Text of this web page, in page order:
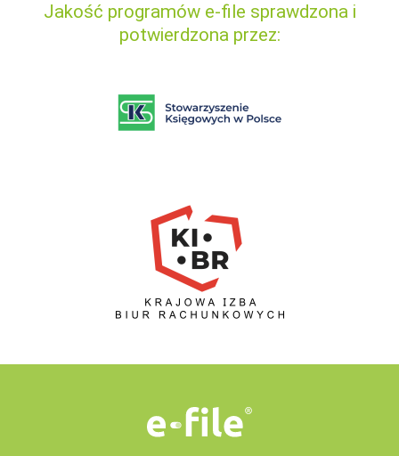
Jakość programów e-file sprawdzona i
potwierdzona przez: